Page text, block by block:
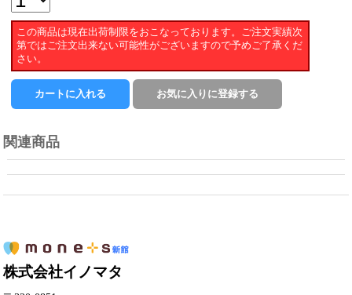
この商品は現在出荷制限をおこなっております。ご注文実績次
第ではご注文出来ない可能性がございますので予めご了承くだ
さい。
関連商品
株式会社イノマタ